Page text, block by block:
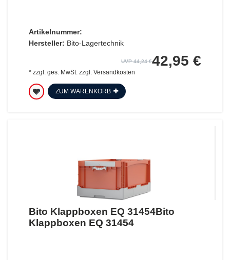
Artikelnummer:
Hersteller: Bito-Lagertechnik
UVP 44,24 €42,95 €
* zzgl. ges. MwSt. zzgl. Versandkosten
ZUM WARENKORB
Bito Klappboxen EQ 31454Bito
Klappboxen EQ 31454